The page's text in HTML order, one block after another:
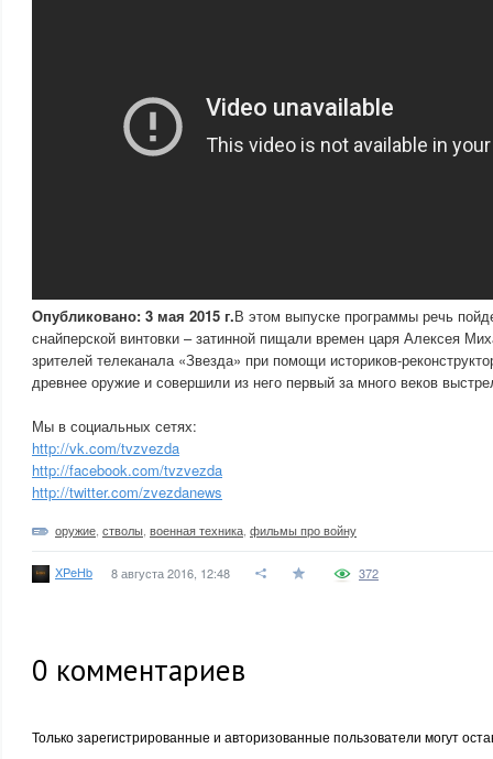
Опубликовано: 3 мая 2015 г.В этом выпуске программы речь
снайперской винтовки – затинной пищали времен царя Алексея
зрителей телеканала «Звезда» при помощи историков-
древнее оружие и совершили из него первый за много веков
Мы в социальных сетях:
http://vk.com/tvzvezda
http://facebook.com/tvzvezda
http://twitter.com/zvezdanews
оружие стволы военная техника фильмы про войну
XPeHb 8 августа 2016, 12:48 372
0 комментариев
Только зарегистрированные и авторизованные пользователи могут